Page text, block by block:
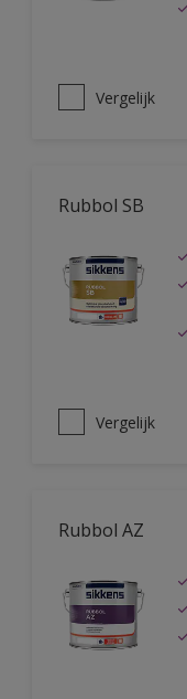
Vergelijk
Rubbol SB
Vergelijk
Rubbol AZ